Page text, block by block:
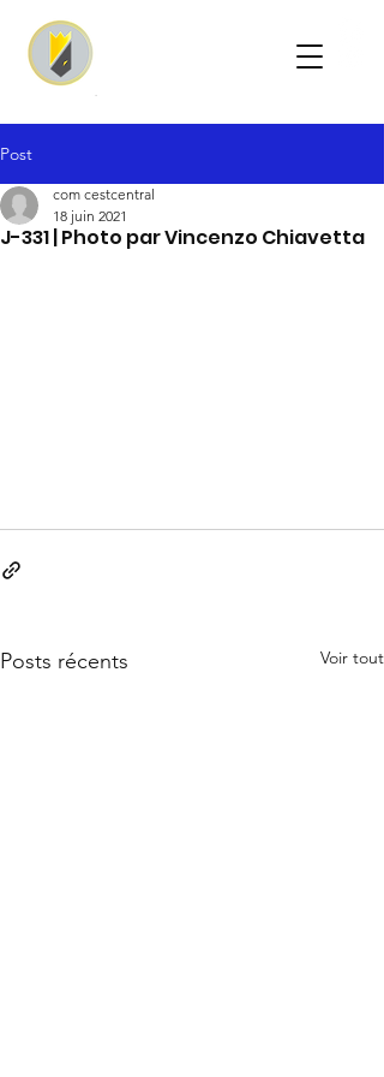
Post
J-331 | Photo par Vincenzo Chiavetta
com cestcentral
18 juin 2021
Posts récents Voir tout